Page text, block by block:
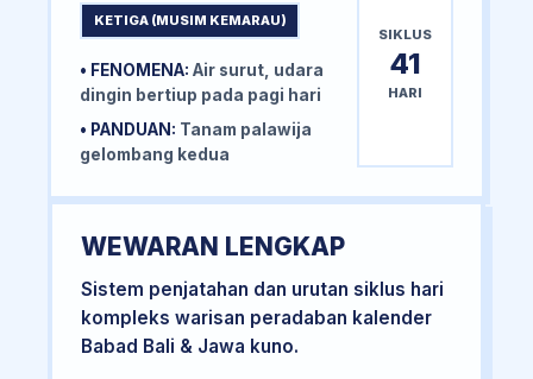
KETIGA (MUSIM KEMARAU)
• FENOMENA: Air surut, udara
dingin bertiup pada pagi hari
• PANDUAN: Tanam palawija
gelombang kedua
SIKLUS
41
HARI
WEWARAN LENGKAP
Sistem penjatahan dan urutan siklus hari
kompleks warisan peradaban kalender
Babad Bali & Jawa kuno.